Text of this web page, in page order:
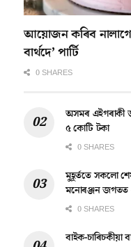
আয়োজন কৰিব
বাৰ্থদে’ পাৰ্টি
0 SHARES
অসমৰ এইগৰাকী
৫ কোটি টকা
0 SHARES
মুহূৰ্ততে সকলো
মনোৰঞ্জন জগতত
0 SHARES
বাইক-চাৰিচকীয়া